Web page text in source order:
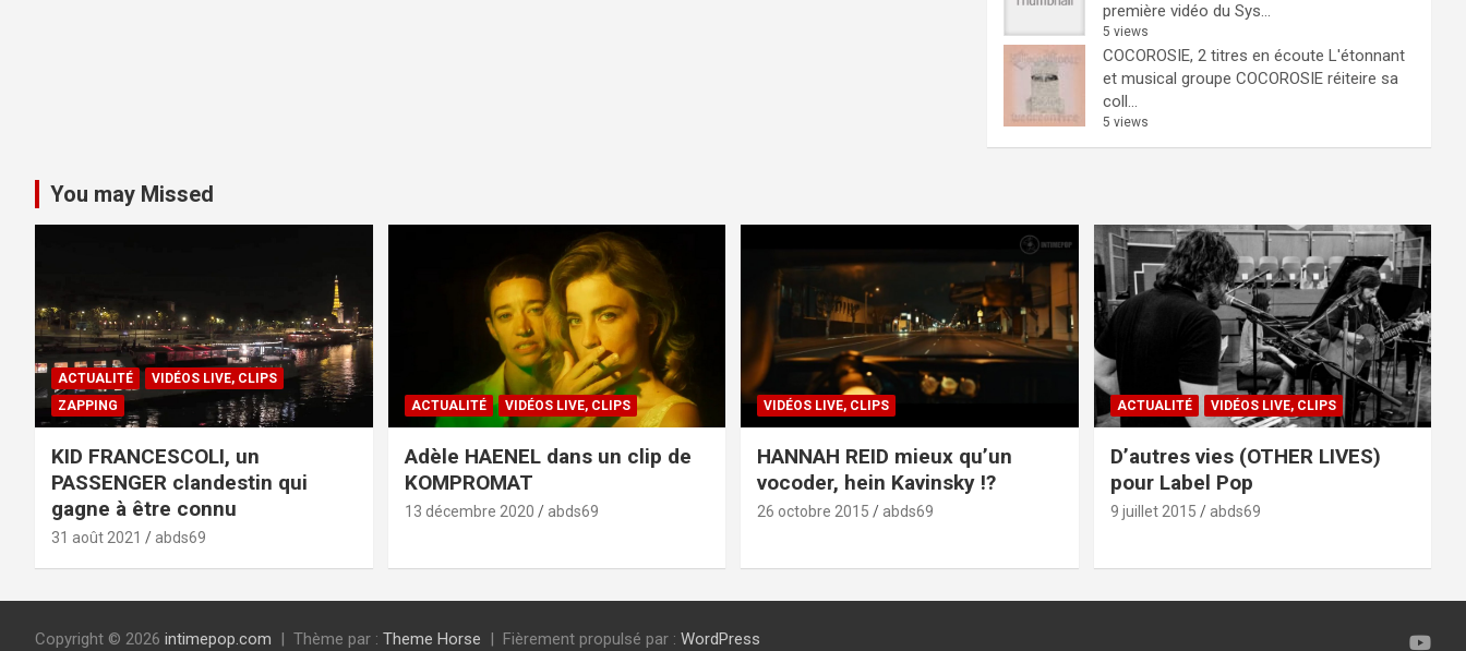
première vidéo du Sys...
5 views
COCOROSIE, 2 titres en écoute L'étonnant
et musical groupe COCOROSIE réiteire sa
coll...
5 views
You may Missed
ACTUALITÉ
VIDÉOS LIVE, CLIPS
ZAPPING
KID FRANCESCOLI, un
PASSENGER clandestin qui
gagne à être connu
31 août 2021 abds69
ACTUALITÉ VIDÉOS LIVE, CLIPS
Adèle HAENEL dans un clip de
KOMPROMAT
13 décembre 2020 abds69
VIDÉOS LIVE, CLIPS
HANNAH REID mieux qu’un
vocoder, hein Kavinsky !?
26 octobre 2015 abds69
ACTUALITÉ VIDÉOS LIVE, CLIPS
D’autres vies (OTHER LIVES)
pour Label Pop
9 juillet 2015 abds69
Copyright © 2026 intimepop.com Thème par : Theme Horse Fièrement propulsé par : WordPress